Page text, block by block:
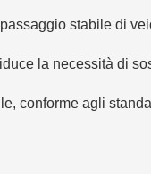
stabile di
la necessità di
conforme agli